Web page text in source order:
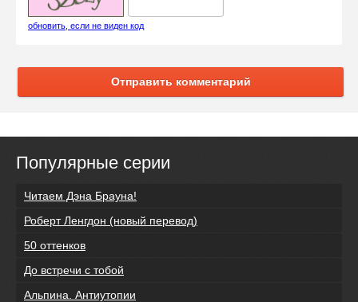
обновить, если не виден код
Отправить комментарий
Популярные серии
Читаем Дэна Брауна!
Роберт Ленгдон (новый перевод)
50 оттенков
До встречи с тобой
Альпина. Антиутопии